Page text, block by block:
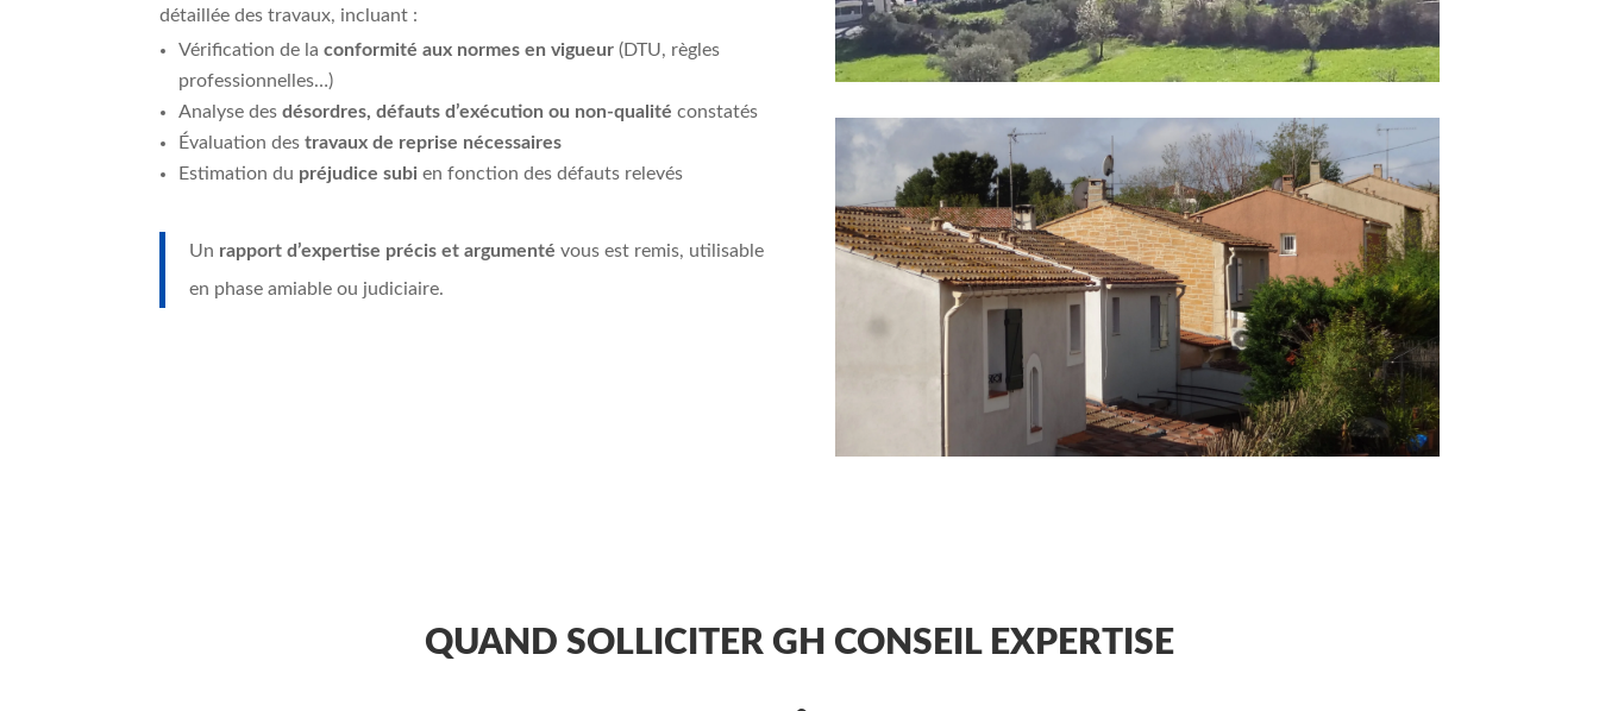
détaillée des travaux, incluant :
Vérification de laconformité aux normes en vigueur (DTU, règles
professionnelles…)
Analyse desdésordres, défauts d’exécution ou non-qualité constatés
Évaluation destravaux de reprise nécessaires
Estimation du préjudice subi en fonction des défauts relevés
Un rapport d’expertise précis et argumenté vous est remis, utilisable
en phase amiable ou judiciaire.
QUAND SOLLICITER GH CONSEIL EXPERTISE